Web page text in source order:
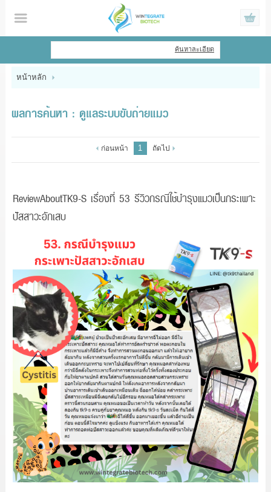
ไทย | English
หน้าหลัก
แจ้งชำระเงิน
ค้นหาละเอียด
หน้าหลัก
ผลการค้นหา : ดูแลระบบขับถ่ายแมว
ก่อนหน้า 1 ถัดไป
ReviewAboutTK9-S เรื่องที่ 53 รีวิวกรณีใช้บำรุงแมวเป็นกระเพาะ
ปัสสาวะอักเสบ